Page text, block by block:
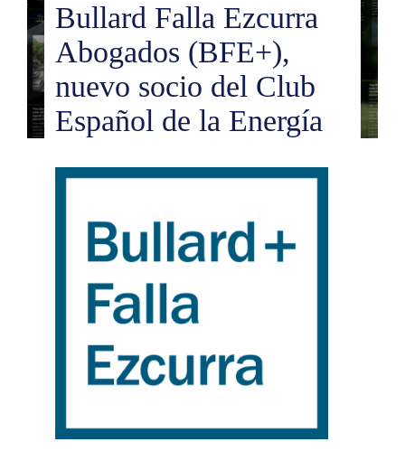
Bullard Falla Ezcurra
Abogados (BFE+),
nuevo socio del Club
Español de la Energía